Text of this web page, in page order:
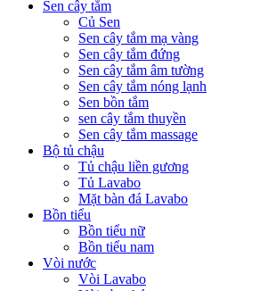
Sen cây tắm
Củ Sen
Sen cây tắm mạ vàng
Sen cây tắm đứng
Sen cây tắm âm tường
Sen cây tắm nóng lạnh
Sen bồn tắm
sen cây tắm thuyền
Sen cây tắm massage
Bộ tủ chậu
Tủ chậu liền gương
Tủ Lavabo
Mặt bàn đá Lavabo
Bồn tiểu
Bồn tiểu nữ
Bồn tiểu nam
Vòi nước
Vòi Lavabo